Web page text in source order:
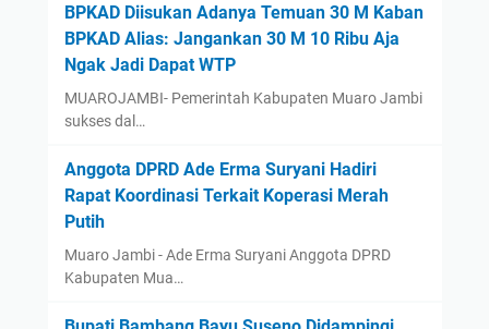
BPKAD Diisukan Adanya Temuan 30 M Kaban
BPKAD Alias: Jangankan 30 M 10 Ribu Aja
Ngak Jadi Dapat WTP ‎
‎MUAROJAMBI- Pemerintah Kabupaten Muaro Jambi
sukses dal…
Anggota DPRD Ade Erma Suryani Hadiri
Rapat Koordinasi Terkait Koperasi Merah
Putih
Muaro Jambi - Ade Erma Suryani Anggota DPRD
Kabupaten Mua…